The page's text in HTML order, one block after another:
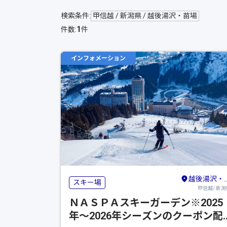
検索条件: 甲信越 / 新潟県 / 越後湯沢・苗場
件数:1件
インフォメーション
スキー場 越後湯沢・苗場
甲信越/ 新潟
ＮＡＳＰＡスキーガーデン※2025
年～2026年シーズンのクーポン配